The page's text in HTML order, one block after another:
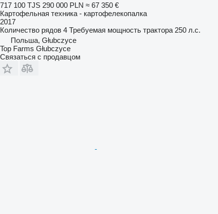
717 100 TJS 290 000 PLN ≈ 67 350 €
Картофельная техника - картофелекопалка
2017
Количество рядов 4 Требуемая мощность трактора 250 л.с.
Польша, Głubczyce
Top Farms Głubczyce
Связаться с продавцом